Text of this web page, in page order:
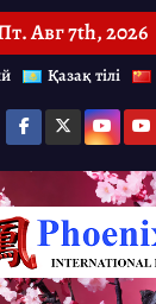
Авг 7th, 2026
Қазақ тілі